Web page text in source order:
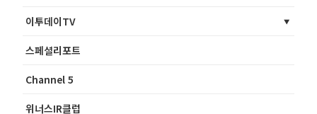
이투데이TV
스페셜리포트
Channel 5
위너스IR클럽